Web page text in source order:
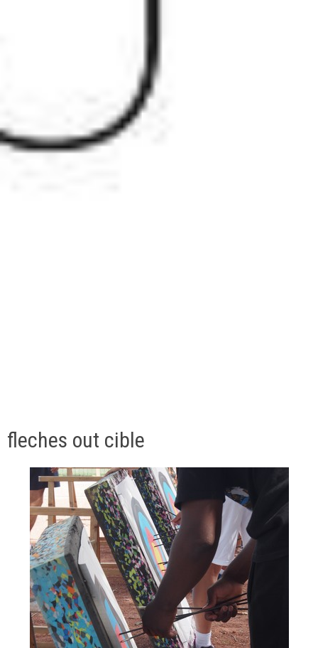
fleches out cible